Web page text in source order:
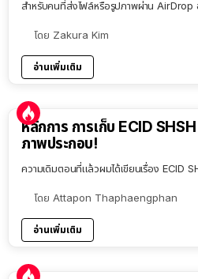
สำหรับคนที่ส่งไฟล์หรือรูปภาพผ่าน AirDrop
โดย Zakura Kim
อ่านเพิ่มเติม
หลักการ การเก็บ ECID
ภาพประกอบ!
ความเดิมตอนที่แล้วผมได้เขียนเรื่อง ECID
โดย Attapon Thaphaengphan
อ่านเพิ่มเติม